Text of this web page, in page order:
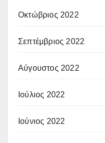
Οκτώβριος 2022
Σεπτέμβριος 2022
Αύγουστος 2022
Ιούλιος 2022
Ιούνιος 2022